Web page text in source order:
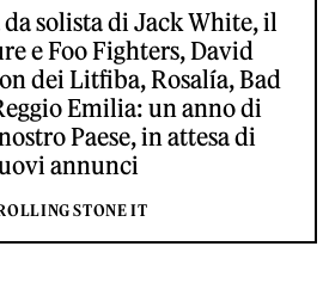
solista di Jack White, il
e Foo Fighters, David
dei Litfiba, Rosalía, Bad
Emilia: un anno di
Paese, in attesa di
annunci
STONE IT